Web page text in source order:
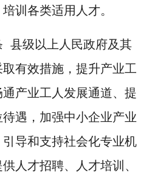
训各类适用人才。
县级以上人民政府及其
有效措施，提升产业工
产业工人发展通道、提
遇，加强中小企业产业
导和支持社会化专业机
人才招聘、人才培训、